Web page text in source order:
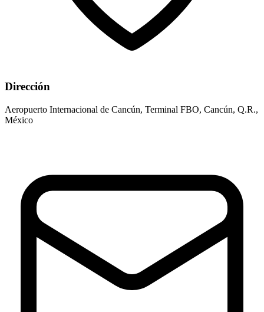
Dirección
Aeropuerto Internacional de Cancún, Terminal FBO, Cancún, Q.R.,
México